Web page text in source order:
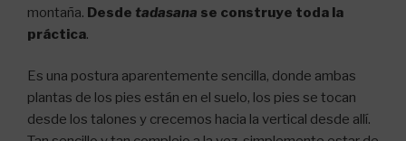
montaña. Desde tadasana se construye toda la
práctica.
Es una postura aparentemente sencilla, donde ambas
plantas de los pies están en el suelo, los pies se tocan
desde los talones y crecemos hacia la vertical desde allí.